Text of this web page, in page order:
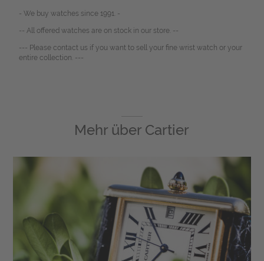
- We buy watches since 1991. -
-- All offered watches are on stock in our store. --
--- Please contact us if you want to sell your fine wrist watch or your
entire collection. ---
Mehr über Cartier